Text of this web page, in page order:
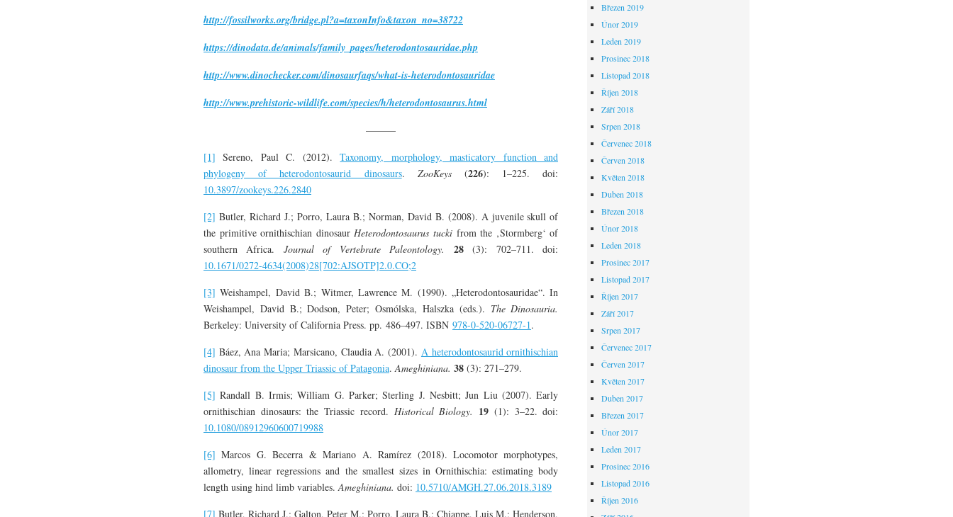
http://fossilworks.org/bridge.pl?a=taxonInfo&taxon_no=38722
https://dinodata.de/animals/family_pages/heterodontosauridae.php
http://www.dinochecker.com/dinosaurfaqs/what-is-heterodontosauridae
http://www.prehistoric-wildlife.com/species/h/heterodontosaurus.html
———
[1] Sereno, Paul C. (2012).Taxonomy, morphology, masticatory function and
phylogeny of heterodontosaurid dinosaurs. ZooKeys(226): 1–225. doi:
10.3897/zookeys.226.2840
[2] Butler, Richard J.; Porro, Laura B.; Norman, David B. (2008). A juvenile skull of
the primitive ornithischian dinosaur Heterodontosaurus tucki from the ‚Stormberg‘ of
southern Africa. Journal of Vertebrate Paleontology. 28(3): 702–711. doi:
10.1671/0272-4634(2008)28[702:AJSOTP]2.0.CO;2
[3] Weishampel, David B.; Witmer, Lawrence M. (1990). „Heterodontosauridae“. In
Weishampel, David B.; Dodson, Peter; Osmólska, Halszka (eds.). The Dinosauria.
Berkeley: University of California Press. pp. 486–497. ISBN 978-0-520-06727-1.
[4] Báez, Ana Maria; Marsicano, Claudia A. (2001). A heterodontosaurid ornithischian
dinosaur from the Upper Triassic of Patagonia. Ameghiniana. 38 (3): 271–279.
[5] Randall B. Irmis; William G. Parker; Sterling J. Nesbitt; Jun Liu (2007). Early
ornithischian dinosaurs: the Triassic record. Historical Biology. 19 (1): 3–22. doi:
10.1080/08912960600719988
[6] Marcos G. Becerra & Mariano A. Ramírez (2018). Locomotor morphotypes,
allometry, linear regressions and the smallest sizes in Ornithischia: estimating body
length using hind limb variables. Ameghiniana. doi: 10.5710/AMGH.27.06.2018.3189
[7] Butler, Richard J.; Galton, Peter M.; Porro, Laura B.; Chiappe, Luis M.; Henderson,
Březen 2019
Únor 2019
Leden 2019
Prosinec 2018
Listopad 2018
Říjen 2018
Září 2018
Srpen 2018
Červenec 2018
Červen 2018
Květen 2018
Duben 2018
Březen 2018
Únor 2018
Leden 2018
Prosinec 2017
Listopad 2017
Říjen 2017
Září 2017
Srpen 2017
Červenec 2017
Červen 2017
Květen 2017
Duben 2017
Březen 2017
Únor 2017
Leden 2017
Prosinec 2016
Listopad 2016
Říjen 2016